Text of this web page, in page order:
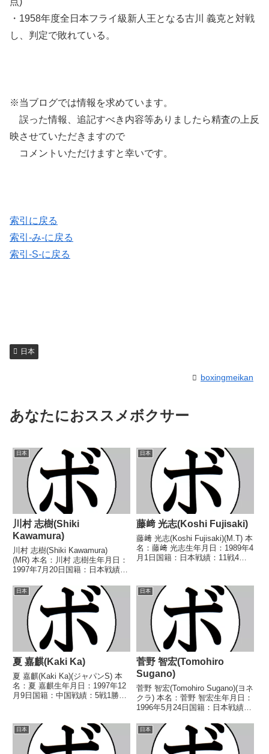
・1958年度全日本フライ級新人王となる古川 義克と対戦
し、判定で敗れている。
※当ブログでは情報を求めています。
誤った情報、追記すべき内容等ありましたら精査の上反
映させていただきますので
コメントいただけますと幸いです。
索引に戻る
索引-み-に戻る
索引-S-に戻る
日本
boxingmeikan
あなたにおススメボクサー
日本
川村 志樹(Shiki
Kawamura)
川村 志樹(Shiki Kawamura)
(MR) 本名：川村 志樹生年月日：
1997年7月20日国籍：日本戦績：
ル】なし 【戦歴】2022/11/19
○4R判定 3-0(40-36、40-36、40...
日本
藤﨑 光志(Koshi Fujisaki)
藤﨑 光志(Koshi Fujisaki)(M.T) 本
名：藤﨑 光志生年月日：1989年4
月1日国籍：日本戦績：11戦4勝
○1RTKO 本田 武史(スパイダー
根本)2...
日本
夏 嘉麒(Kaki Ka)
夏 嘉麒(Kaki Ka)(ジャパンS) 本
名：夏 嘉麒生年月日：1997年12
月9日国籍：中国戦績：5戦1勝
○2RTKO 山城 詠輝(鎌ヶ
谷)2025/04/10 ●2R...
日本
菅野 智宏(Tomohiro
Sugano)
菅野 智宏(Tomohiro Sugano)(ヨネ
クラ) 本名：菅野 智宏生年月日：
1996年5月24日国籍：日本戦績：
ル】なし 【戦歴】2016/10/17
○3RTKO 山本 祥吾(ワタナ
ベ)2017...
日本 日本